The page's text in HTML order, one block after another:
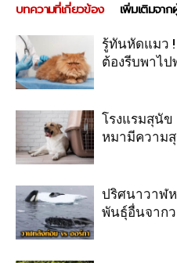
บทความที่เกี่ยวข้อง เพิ่มเติมจาก
รู้ทันหัดแมว
ต้องรีบพาไ
โรงแรมสุนัข
หมามีความ
ปริศนาวาฬ
พันธุ์อื่นจาก